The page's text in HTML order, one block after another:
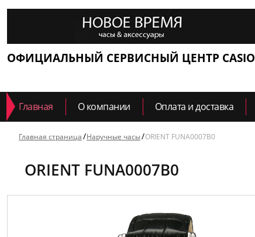
ОФИЦИАЛЬНЫЙ СЕРВИСНЫЙ ЦЕНТР CASIO
Главная О компании Оплата и доставка
Главная страница Наручные часы ORIENT FUNA0007B0
ORIENT FUNA0007B0